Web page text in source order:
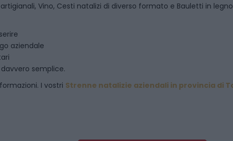
Vino, Cesti natalizi di diverso formato e Bauletti in legno
aziendale
semplice.
I vostri Strenne natalizie aziendali in provincia di